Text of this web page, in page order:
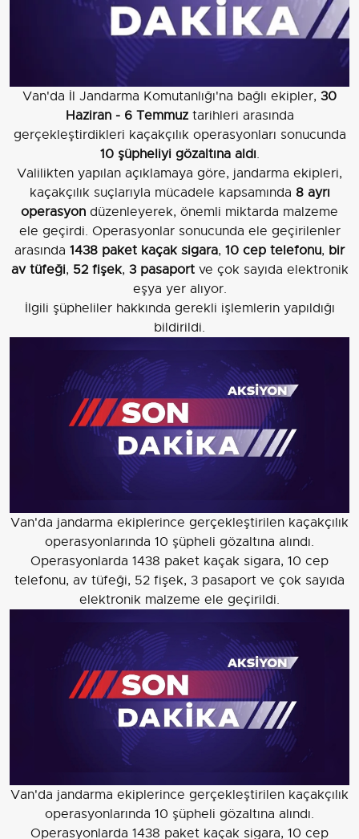
Van'da İl Jandarma Komutanlığı'na bağlı ekipler, 30
Haziran - 6 Temmuztarihleri arasında
gerçekleştirdikleri kaçakçılık operasyonları sonucunda
10 şüpheliyi gözaltına aldı.
Valilikten yapılan açıklamaya göre, jandarma ekipleri,
kaçakçılık suçlarıyla mücadele kapsamında 8 ayrı
operasyon düzenleyerek, önemli miktarda malzeme
ele geçirdi. Operasyonlar sonucunda ele geçirilenler
arasında 1438 paket kaçak sigara, 10 cep telefonu, bir
av tüfeği, 52 fişek, 3 pasaportve çok sayıda elektronik
eşya yer alıyor.
İlgili şüpheliler hakkında gerekli işlemlerin yapıldığı
bildirildi.
Van'da jandarma ekiplerince gerçekleştirilen kaçakçılık
operasyonlarında 10 şüpheli gözaltına alındı.
Operasyonlarda 1438 paket kaçak sigara, 10 cep
telefonu, av tüfeği, 52 fişek, 3 pasaport ve çok sayıda
elektronik malzeme ele geçirildi.
Van'da jandarma ekiplerince gerçekleştirilen kaçakçılık
operasyonlarında 10 şüpheli gözaltına alındı.
Operasyonlarda 1438 paket kaçak sigara, 10 cep